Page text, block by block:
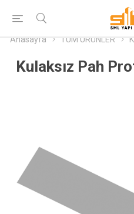
Anasayfa TÜM ÜRÜNLER
Kulaksız Pah